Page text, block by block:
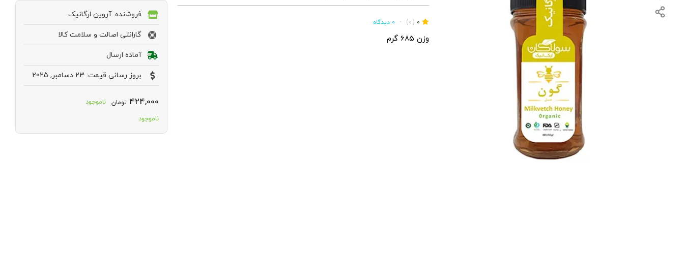
0
(0)
• 0 دیدگاه
وزن 685 گرم
فروشنده: آروین ارگانیک
گارانتی اصالت و سلامت کالا
آماده ارسال
بروز رسانی قیمت: 23 دسامبر, 2025
424,000 تومان
ناموجود
ناموجود